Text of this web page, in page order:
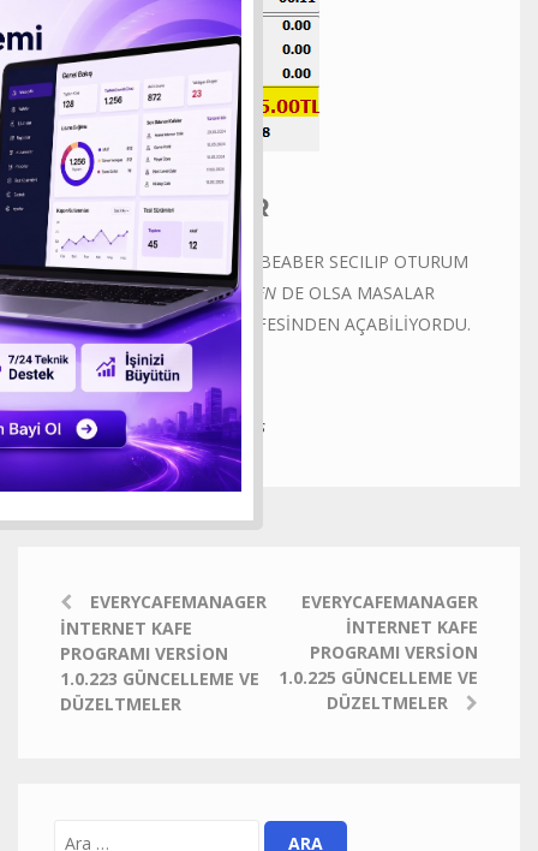
DÜZELTMELER
İKİ FARKLI TARİFE MASA BEABER SECILIP OTURUM
AÇILDIĞINDAÇOK NADİREN DE OLSA MASALAR
SOLDAKİ MASANIN TARİFESİNDEN AÇABİLİYORDU.
DÜZENLENDİ.
Posted inManagerVersions
EVERYCAFEMANAGER
İNTERNET KAFE
PROGRAMI VERSION
1.0.223 GÜNCELLEME VE
DÜZELTMELER
EVERYCAFEMANAGER
İNTERNET KAFE
PROGRAMI VERSION
1.0.225 GÜNCELLEME VE
DÜZELTMELER